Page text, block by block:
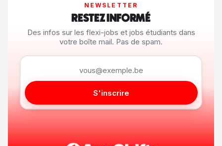
NEWSLETTER
RESTEZ INFORMÉ
Des infos sur les flexi-jobs et jobs étudiants dans
votre boîte mail. Pas de spam.
S'inscrire